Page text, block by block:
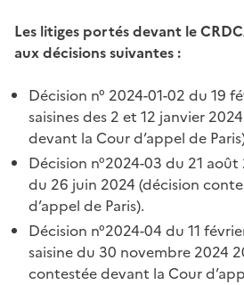
Les litiges portés devant le
aux décisions suivantes :
Décision n° 2024-01-02 du 19
saisines des 2 et 12 janvier
devant la Cour d’appel de
Décision n°2024-03 du 21 août
du 26 juin 2024 (décision
d’appel de Paris).
Décision n°2024-04 du 11
saisine du 30 novembre 2024
contestée devant la Cour